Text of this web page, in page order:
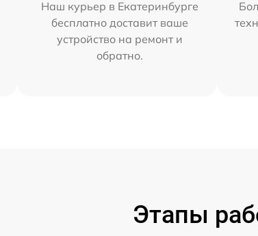
Наш курьер в Екатеринбурге
бесплатно доставит ваше
устройство на ремонт и
обратно.
Этапы